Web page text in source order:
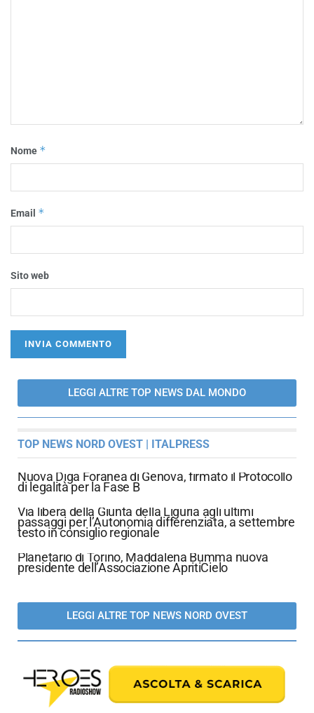
Nome *
Email *
Sito web
LEGGI ALTRE TOP NEWS DAL MONDO
TOP NEWS NORD OVEST | ITALPRESS
Nuova Diga Foranea di Genova, firmato il Protocollo
di legalità per la Fase B
Via libera della Giunta della Liguria agli ultimi
passaggi per l’Autonomia differenziata, a settembre
testo in consiglio regionale
Planetario di Torino, Maddalena Bumma nuova
presidente dell’Associazione ApritiCielo
LEGGI ALTRE TOP NEWS NORD OVEST